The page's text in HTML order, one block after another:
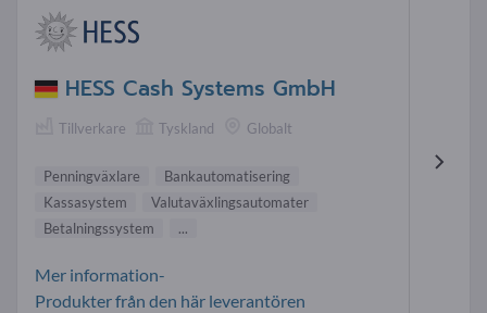
HESS Cash Systems GmbH
Tillverkare Tyskland Globalt
Penningväxlare
Bankautomatisering
Kassasystem
Valutaväxlingsautomater
Betalningssystem
...
Mer information-
Produkter från den här leverantören